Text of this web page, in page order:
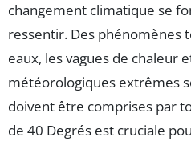
changement climatique se
ressentir. Des phénomènes
eaux, les vagues de chaleur
météorologiques extrêmes
doivent être comprises par
de 40 Degrés est cruciale